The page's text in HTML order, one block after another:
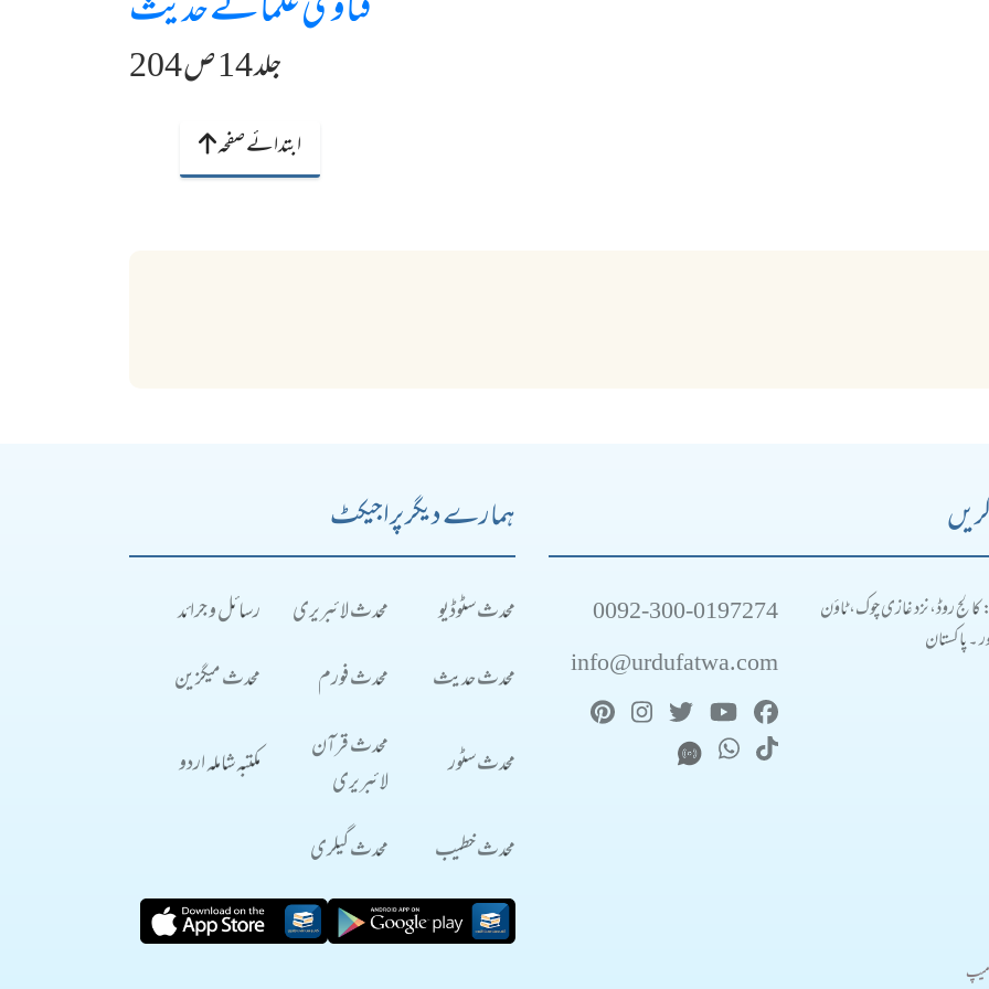
جلد 14 ص 204
ابتدائے صفحہ
کالج روڈ، نزد غازی چوک، ٹاؤن
۔ پاکستان
0092-300-0197274
info@urdufatwa.com
ہمارے دیگر پراجیکٹ
محدث سٹوڈیو محدث لائبریری
رسائل و جرائد
محدث حدیث
محدث فورم محدث میگزین
محدث سٹور
محدث قرآن
لائبریری
مکتبہ شاملہ اردو
محدث خطیب محدث گیلری